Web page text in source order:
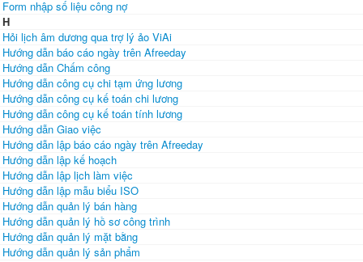
Form nhập số liệu công nợ
H
Hỏi lịch âm dương qua trợ lý ảo ViAi
Hướng dẫn báo cáo ngày trên Afreeday
Hướng dẫn Chấm công
Hướng dẫn công cụ chi tạm ứng lương
Hướng dẫn công cụ kế toán chi lương
Hướng dẫn công cụ kế toán tính lương
Hướng dẫn Giao việc
Hướng dẫn lập báo cáo ngày trên Afreeday
Hướng dẫn lập kế hoạch
Hướng dẫn lập lịch làm việc
Hướng dẫn lập mẫu biểu ISO
Hướng dẫn quản lý bán hàng
Hướng dẫn quản lý hồ sơ công trình
Hướng dẫn quản lý mặt bằng
Hướng dẫn quản lý sản phẩm